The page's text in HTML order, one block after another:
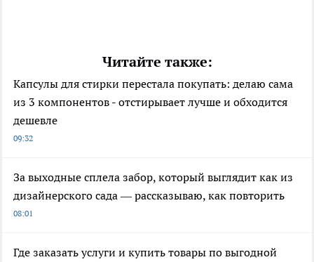
Читайте также:
Капсулы для стирки перестала покупать: делаю сама
из 3 компонентов - отстирывает лучше и обходится
дешевле
09:32
За выходные сплела забор, который выглядит как из
дизайнерского сада — рассказываю, как повторить
08:01
Где заказать услуги и купить товары по выгодной